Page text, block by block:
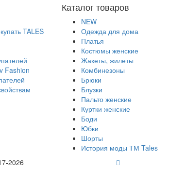
TALES
Fashion
Каталог товаров
NEW
Одежда для дома
Платья
Костюмы женские
Жакеты, жилеты
Комбинезоны
Брюки
Блузки
Пальто женские
Куртки женские
Боди
Юбки
Шорты
История моды ТМ Tales
2026